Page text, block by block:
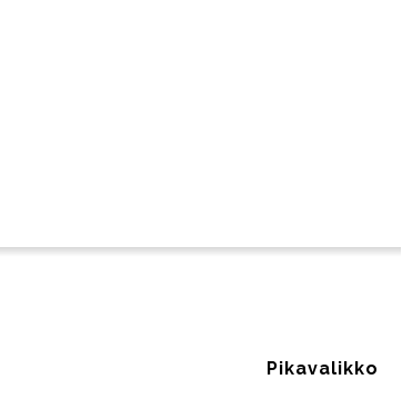
Pikavalikko